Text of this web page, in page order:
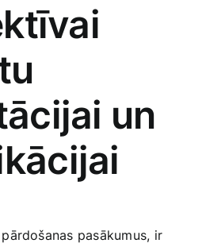
un
pasākumus, ir